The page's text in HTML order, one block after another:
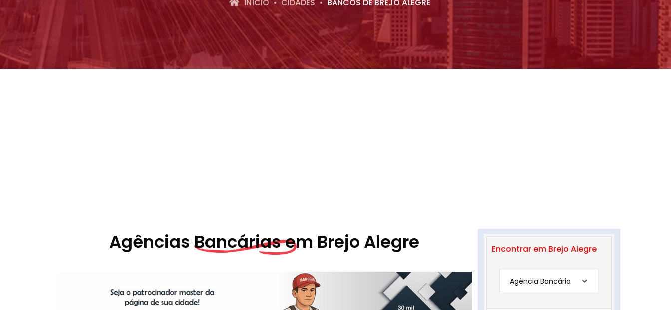
INÍCIO CIDADES BANCOS DE BREJO ALEGRE
Agências Bancárias em Brejo Alegre Encontrar em Brejo Alegre
Agência Bancária